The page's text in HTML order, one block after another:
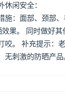
闲安全：
施：面部、颈部
果。 同时做好
。 补充提示：
刺激的防晒产品